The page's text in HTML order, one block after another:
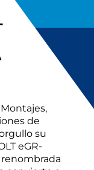
de
su
eGR-
renombrada